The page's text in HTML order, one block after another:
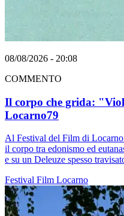
08/08/2026 - 20:08
COMMENTO
Il corpo che grida:
Locarno79
Al Festival del Film di
il corpo tra edonismo ed
e su un Deleuze spesso
Festival Film Locarno